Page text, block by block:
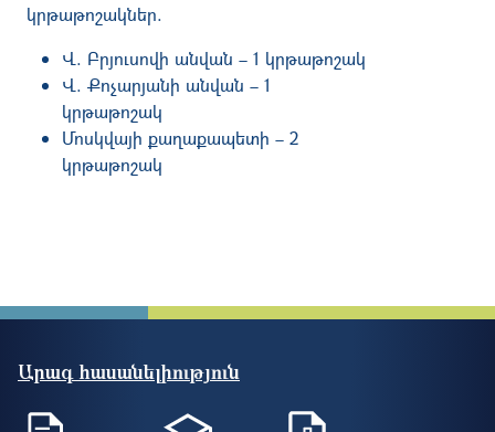
կրթաթոշակներ.
Վ. Բրյուսովի անվան – 1 կրթաթոշակ
Վ. Քոչարյանի անվան – 1
կրթաթոշակ
Մոսկվայի քաղաքապետի – 2
կրթաթոշակ
Արագ հասանելիություն